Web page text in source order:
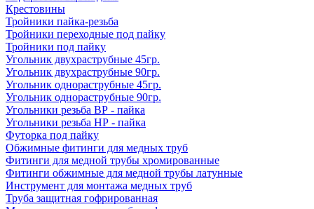
Крестовины
Тройники пайка-резьба
Тройники переходные под пайку
Тройники под пайку
Угольник двухраструбные 45гр.
Угольник двухраструбные 90гр.
Угольник однораструбные 45гр.
Угольник однораструбные 90гр.
Угольники резьба ВР - пайка
Угольники резьба НР - пайка
Футорка под пайку
Обжимные фитинги для медных труб
Фитинги для медной трубы хромированные
Фитинги обжимные для медной трубы латунные
Инструмент для монтажа медных труб
Труба защитная гофрированная